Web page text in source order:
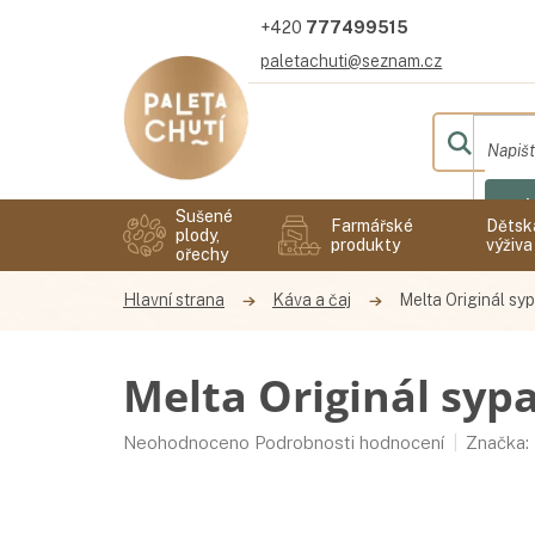
777499515
paletachuti@seznam.cz
Sušené
plody,
ořechy
Farmářské
produkty
výživa
Káva a čaj Melta Originál
Melta Originál
Průměrné
Neohodnoceno Podrobnosti hodnocení Značka: